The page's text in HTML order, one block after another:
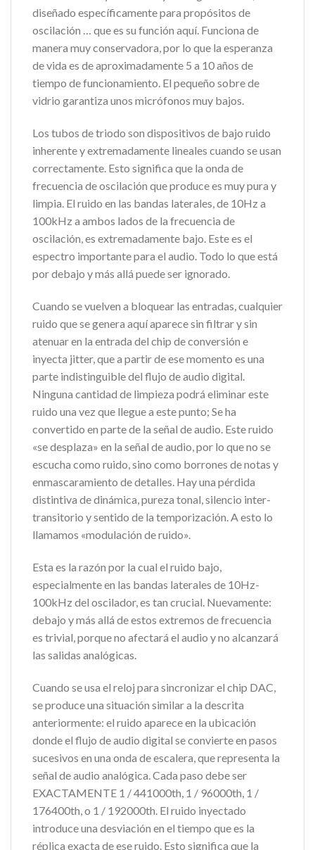
diseñado específicamente para propósitos de
oscilación … que es su función aquí. Funciona de
manera muy conservadora, por lo que la esperanza
de vida es de aproximadamente 5 a 10 años de
tiempo de funcionamiento. El pequeño sobre de
vidrio garantiza unos micrófonos muy bajos.
Los tubos de triodo son dispositivos de bajo ruido
inherente y extremadamente lineales cuando se usan
correctamente. Esto significa que la onda de
frecuencia de oscilación que produce es muy pura y
limpia. El ruido en las bandas laterales, de 10Hz a
100kHz a ambos lados de la frecuencia de
oscilación, es extremadamente bajo. Este es el
espectro importante para el audio. Todo lo que está
por debajo y más allá puede ser ignorado.
Cuando se vuelven a bloquear las entradas, cualquier
ruido que se genera aquí aparece sin filtrar y sin
atenuar en la entrada del chip de conversión e
inyecta jitter, que a partir de ese momento es una
parte indistinguible del flujo de audio digital.
Ninguna cantidad de limpieza podrá eliminar este
ruido una vez que llegue a este punto; Se ha
convertido en parte de la señal de audio. Este ruido
«se desplaza» en la señal de audio, por lo que no se
escucha como ruido, sino como borrones de notas y
enmascaramiento de detalles. Hay una pérdida
distintiva de dinámica, pureza tonal, silencio inter-
transitorio y sentido de la temporización. A esto lo
llamamos «modulación de ruido».
Esta es la razón por la cual el ruido bajo,
especialmente en las bandas laterales de 10Hz-
100kHz del oscilador, es tan crucial. Nuevamente:
debajo y más allá de estos extremos de frecuencia
es trivial, porque no afectará el audio y no alcanzará
las salidas analógicas.
Cuando se usa el reloj para sincronizar el chip DAC,
se produce una situación similar a la descrita
anteriormente: el ruido aparece en la ubicación
donde el flujo de audio digital se convierte en pasos
sucesivos en una onda de escalera, que representa la
señal de audio analógica. Cada paso debe ser
EXACTAMENTE 1 / 441000th, 1 / 96000th, 1 /
176400th, o 1 / 192000th. El ruido inyectado
introduce una desviación en el tiempo que es la
réplica exacta de ese ruido. Esto significa que la